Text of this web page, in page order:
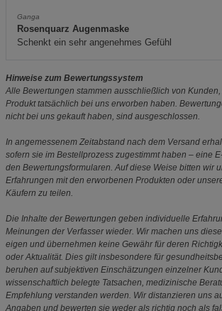
Ganga
Rosenquarz Augenmaske
Schenkt ein sehr angenehmes Gefühl
Hinweise zum Bewertungssystem
Alle Bewertungen stammen ausschließlich von
Produkt tatsächlich bei uns erworben haben.
nicht bei uns gekauft haben, sind ausgeschlossen.
In angemessenem Zeitabstand nach dem Versand
sofern sie im Bestellprozess zugestimmt haben – eine
den Bewertungsformularen. Auf diese Weise bitten wir
Erfahrungen mit den erworbenen Produkten oder
Käufern zu teilen.
Die Inhalte der Bewertungen geben individuelle
Meinungen der Verfasser wieder. Wir machen uns
eigen und übernehmen keine Gewähr für deren
oder Aktualität. Dies gilt insbesondere für
beruhen auf subjektiven Einschätzungen einzelner
wissenschaftlich belegte Tatsachen, medizinische
Empfehlung verstanden werden. Wir distanzieren uns
Angaben und bewerten sie weder als richtig noch als